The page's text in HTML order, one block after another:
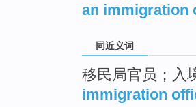
an immigration
同近义词
移民局官员；入
immigration